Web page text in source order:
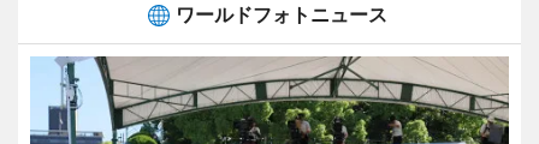
ワールドフォトニュース